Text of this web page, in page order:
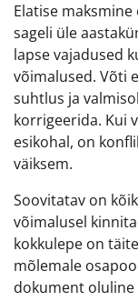
Elatise
sageli üle
lapse vajadused
võimalused. Võti
suhtlus ja
korrigeerida. Kui
esikohal, on
väiksem.
Soovitatav on
võimalusel
kokkulepe on
mõlemale
dokument